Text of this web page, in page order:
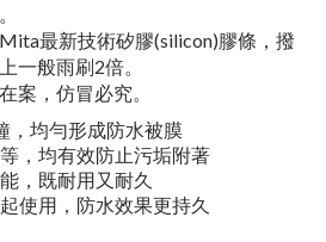
最新技術矽膠(silicon)膠條，撥
一般雨刷2倍。
案，仿冒必究。
，均勻形成防水被膜
，均有效防止污垢附著
，既耐用又耐久
使用，防水效果更持久